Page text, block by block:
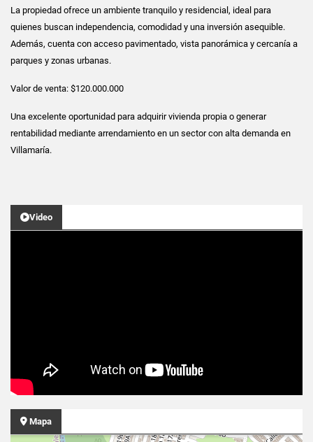
La propiedad ofrece un ambiente tranquilo y residencial, ideal para
quienes buscan independencia, comodidad y una inversión asequible.
Además, cuenta con acceso pavimentado, vista panorámica y cercanía a
parques y zonas urbanas.
Valor de venta: $120.000.000
Una excelente oportunidad para adquirir vivienda propia o generar
rentabilidad mediante arrendamiento en un sector con alta demanda en
Villamaría.
Video
Mapa